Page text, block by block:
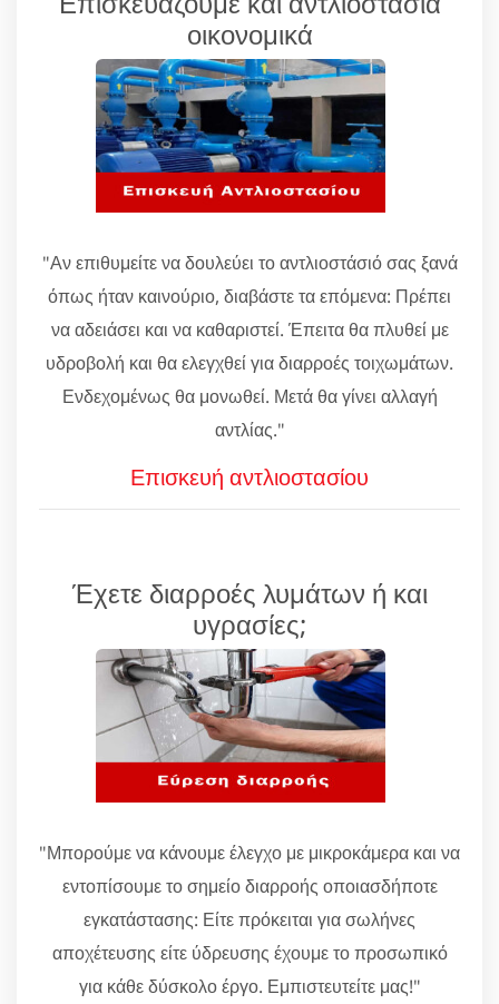
οικονομικά
"Αν επιθυμείτε να δουλεύει το αντλιοστάσιό σας ξανά
όπως ήταν καινούριο, διαβάστε τα επόμενα: Πρέπει
να αδειάσει και να καθαριστεί. Έπειτα θα πλυθεί με
υδροβολή και θα ελεγχθεί για διαρροές τοιχωμάτων.
Ενδεχομένως θα μονωθεί. Μετά θα γίνει αλλαγή
αντλίας."
Επισκευή αντλιοστασίου
Έχετε διαρροές λυμάτων ή και
υγρασίες;
"Μπορούμε να κάνουμε έλεγχο με μικροκάμερα και να
εντοπίσουμε το σημείο διαρροής οποιασδήποτε
εγκατάστασης: Είτε πρόκειται για σωλήνες
αποχέτευσης είτε ύδρευσης έχουμε το προσωπικό
για κάθε δύσκολο έργο. Εμπιστευτείτε μας!"